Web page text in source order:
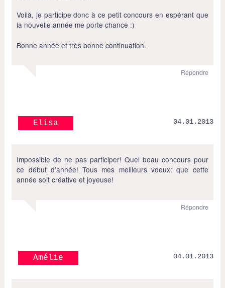
Voilà, je participe donc à ce petit concours en espérant que
la nouvelle année me porte chance :)
Bonne année et très bonne continuation.
Répondre
Elisa 04.01.2013
Impossible de ne pas participer! Quel beau concours pour
ce début d’année! Tous mes meilleurs voeux: que cette
année soit créative et joyeuse!
Répondre
Amélie 04.01.2013